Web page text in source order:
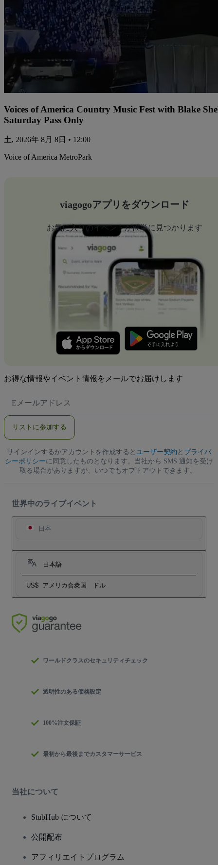
Voices of America Country Music Fest with Blake
Saturday Pass Only
土, 2026年 8月 8日 • 12:00
Voice of America MetroPark
viagogoアプリをダウンロード
お気に入りのイベントが簡単に見つかります
お得な情報やイベント情報をメールでお届けします
メ
ア
ス
リストに参加する
サインインするかアカウントを作成すると ユーザー契約 と プライバ
シーポリシーに同意したものとなります。当社から SMS 通知を受け
取る場合がありますが、いつでもオプトアウトできます。
世界中のライブイベント
日本
日本語
US$ アメリカ合衆国 ドル
ワールドクラスのセキュリティチェック
透明性のある価格設定
100%注文保証
最初から最後までカスタマーサービス
当社について
StubHub について
公開配布
アフィリエイトプログラム